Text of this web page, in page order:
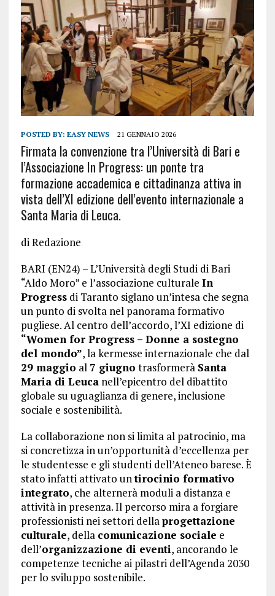
POSTED BY: EASY NEWS 21 GENNAIO 2026
Firmata la convenzione tra l’Università di Bari e
l’Associazione In Progress: un ponte tra
formazione accademica e cittadinanza attiva in
vista dell’XI edizione dell’evento internazionale a
Santa Maria di Leuca.
di Redazione
BARI (EN24) – L’Università degli Studi di Bari
“Aldo Moro” e l’associazione culturale In
Progressdi Taranto siglano un’intesa che segna
un punto di svolta nel panorama formativo
pugliese. Al centro dell’accordo, l’XI edizione di
“Women for Progress – Donne a sostegno
del mondo”, la kermesse internazionale che dal
29 maggio al 7 giugno trasformerà Santa
Maria di Leucanell’epicentro del dibattito
globale su uguaglianza di genere, inclusione
sociale e sostenibilità.
La collaborazione non si limita al patrocinio, ma
si concretizza in un’opportunità d’eccellenza per
le studentesse e gli studenti dell’Ateneo barese. È
stato infatti attivato untirocinio formativo
integrato, che alternerà moduli a distanza e
attività in presenza. Il percorso mira a forgiare
professionisti nei settori dellaprogettazione
culturale, della comunicazione sociale e
dell’organizzazione di eventi, ancorando le
competenze tecniche ai pilastri dell’Agenda 2030
per lo sviluppo sostenibile.